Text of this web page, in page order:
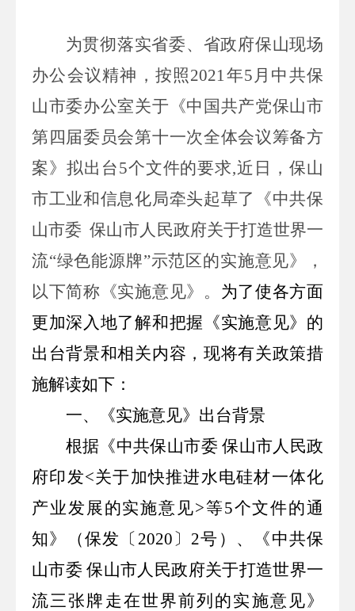
为贯彻落实省委、省政府保山现场
办公会议精神，按照2021年5 月中共保
山市委办公室关于《中国共产党保山市
第四届委员会第十一次全体会议筹备方
案》拟出台5个文件的要求,近日，保山
市工业和信息化局牵头起草了
《中共保
山市委 保山市人民政府关于打造世界一
流“绿色能源牌”示范区的实施意见》，
以下简称《实施意见》 。 为了使各方面
更加深入地了解和把握《实施意见》的
出台背景和相关内容，现将有关政策措
施解读如下：
一、
《实施意见》出台背景
根据《中共保山市委 保山市人民政
府印发<关于加快推进水电硅材一体化
产业发展的实施意见>等5个文件的通
知》（保发 〔 2020 〕 2号 ）、《中共保
山市委 保山市人民政府关于打造世界一
流三张牌走在世界前列的实施意见》